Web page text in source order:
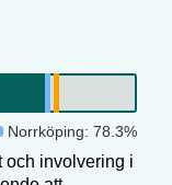
Norrköping: 78.3%
och involvering i